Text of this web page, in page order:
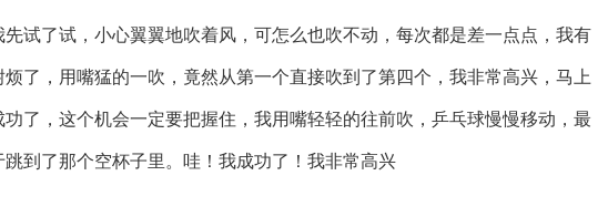
先试了试，小心翼翼地吹着风，可怎么也吹不动，每次都是差一点点，我有
烦了，用嘴猛的一吹，竟然从第一个直接吹到了第四个，我非常高兴，马上
功了，这个机会一定要把握住，我用嘴轻轻的往前吹，乒乓球慢慢移动，最
跳到了那个空杯子里。哇！我成功了！我非常高兴